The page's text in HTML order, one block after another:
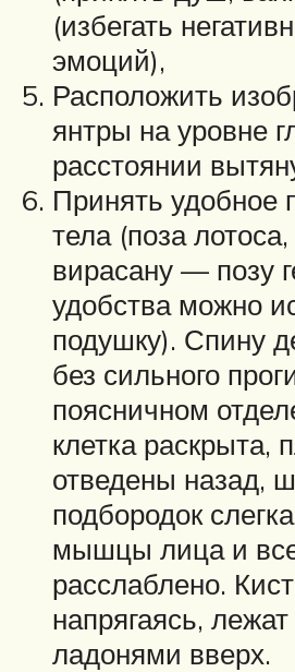
(избегать
эмоций),
Расположить
янтры на уровне
расстоянии
Принять удобное
тела (поза
вирасану — позу
удобства можно
подушку). Спину
без сильного
поясничном
клетка раскрыта,
отведены назад,
подбородок
мышцы лица и
расслаблено.
напрягаясь,
ладонями вверх.